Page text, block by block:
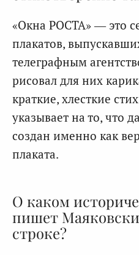
«Окна РОСТА» — это
плакатов,
телеграфным
рисовал для них
краткие, хлесткие
указывает на то, что
создан именно как
плаката.
О каком
пишет
строке?